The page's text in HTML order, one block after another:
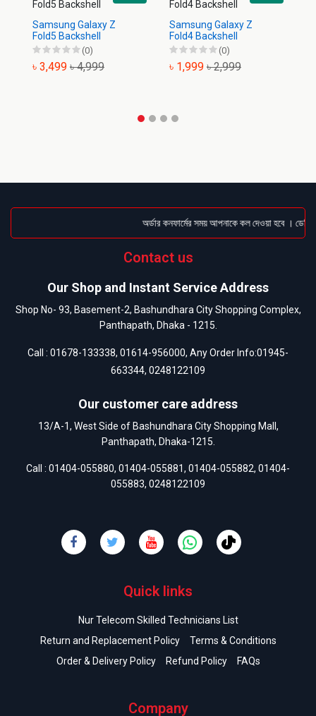
Samsung Galaxy Z
Fold5 Backshell
(0)
৳ 3,499 ৳ 4,999
Samsung Galaxy Z
Fold4 Backshell
(0)
৳ 1,999 ৳ 2,999
অর্ডার কনফার্মের সময় আপনাকে কল দেওয়া হবে ।
Contact us
Our Shop and Instant Service Address
Shop No- 93, Basement-2, Bashundhara City Shopping Complex,
Panthapath, Dhaka - 1215.
Call : 01678-133338, 01614-956000, Any Order Info:01945-
663344, 0248122109
Our customer care address
13/A-1, West Side of Bashundhara City Shopping Mall,
Panthapath, Dhaka-1215.
Call : 01404-055880, 01404-055881, 01404-055882, 01404-
055883, 0248122109
Quick links
Nur Telecom Skilled Technicians List
Return and Replacement Policy
Terms & Conditions
Order & Delivery Policy
Refund Policy FAQs
Company